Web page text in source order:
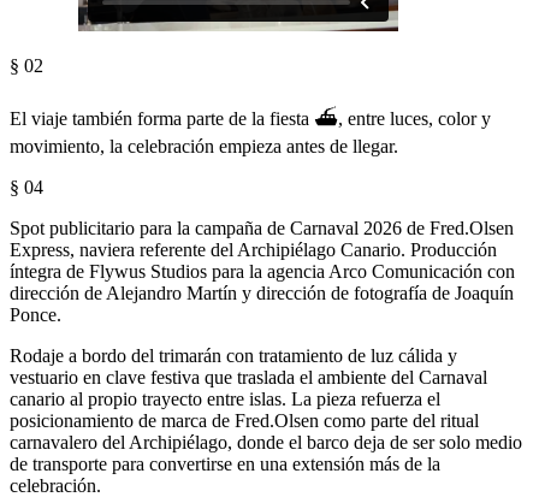
§ 02
El viaje también forma parte de la fiesta ⛴️, entre luces, color y
movimiento, la celebración empieza antes de llegar.
§ 04
Spot publicitario para la campaña de Carnaval 2026 de Fred.Olsen
Express, naviera referente del Archipiélago Canario. Producción
íntegra de Flywus Studios para la agencia Arco Comunicación con
dirección de Alejandro Martín y dirección de fotografía de Joaquín
Ponce.
Rodaje a bordo del trimarán con tratamiento de luz cálida y
vestuario en clave festiva que traslada el ambiente del Carnaval
canario al propio trayecto entre islas. La pieza refuerza el
posicionamiento de marca de Fred.Olsen como parte del ritual
carnavalero del Archipiélago, donde el barco deja de ser solo medio
de transporte para convertirse en una extensión más de la
celebración.